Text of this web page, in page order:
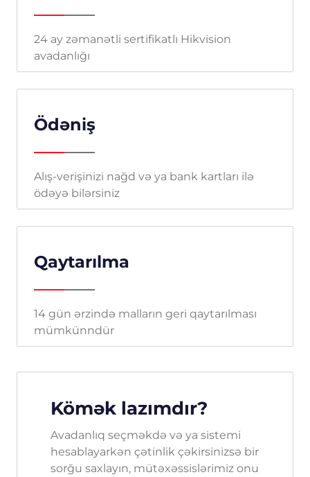
24 ay zəmanətli sertifikatlı Hikvision
avadanlığı
Ödəniş
Alış-verişinizi nağd və ya bank kartları ilə
ödəyə bilərsiniz
Qaytarılma
14 gün ərzində malların geri qaytarılması
mümkünndür
Kömək lazımdır?
Avadanlıq seçməkdə və ya sistemi
hesablayarkən çətinlik çəkirsinizsə bir
sorğu saxlayın, mütəxəssislərimiz onu